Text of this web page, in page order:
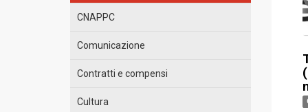
CNAPPC
Comunicazione
Contratti e compensi
Cultura